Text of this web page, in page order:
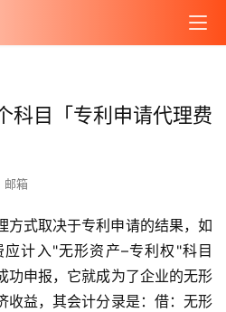
科目「专利申请代理费
邮箱
方式取决于专利申请的结果，如
计入"无形资产–专利权"科目
功申报，它就成为了企业的无形
收益，其会计分录是：借：无形